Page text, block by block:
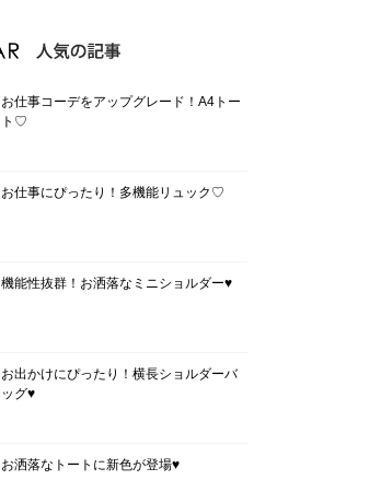
お仕事コーデをアップグレード！A4トー
ト♡
お仕事にぴったり！多機能リュック♡
機能性抜群！お洒落なミニショルダー♥
お出かけにぴったり！横長ショルダーバ
ッグ♥
お洒落なトートに新色が登場♥